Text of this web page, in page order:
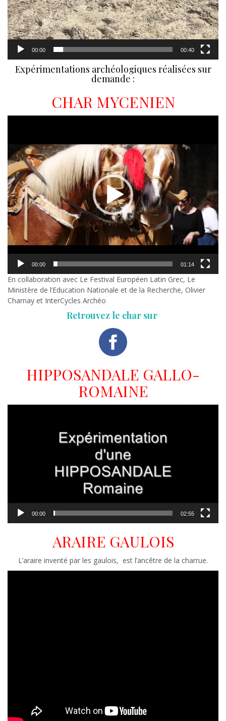
00:00 00:40
Expérimentations archéologiques réalisées sur
demande :
CHAR MYCENIEN
00:00 01:14
En collaboration avec Le Festival Européen Latin Grec, Le
Ministère de l’Education Nationale et de la Recherche, Olivier
Charnay et InterCycles Archéo
Retrouvez le char sur
HIPPOSANDALE GALLO-
ROMAINE
00:00 02:55
ARAIRE GAULOIS
L’araire inventé par les gaulois, est l’ancêtre de la charrue.